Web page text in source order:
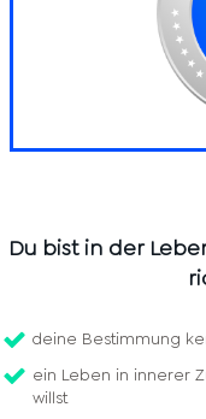
Du bist in der
deine Bestimmung
ein Leben in innerer
willst